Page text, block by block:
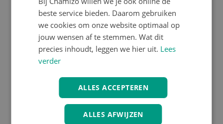
beste service bieden. Daarom gebruiken
we cookies om onze website optimaal op
jouw wensen af te stemmen. Wat dit
precies inhoudt, leggen we hier uit. Lees
verder
ALLES ACCEPTEREN
ALLES AFWIJZEN